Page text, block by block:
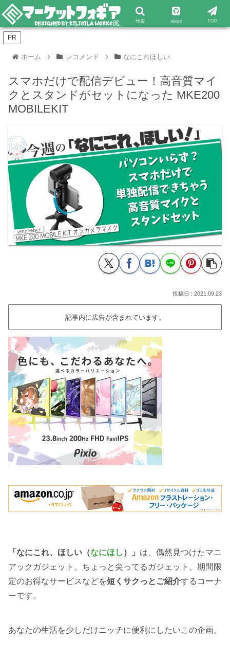
PR
ホーム レコメンド なにこれほしい
スマホだけで配信デビュー！高音質マイ
クとスタンドがセットになった MKE200
MOBILEKIT
2021.09.23
記事内に広告が含まれています。
「なにこれ、ほしい（なにほし ）」 は、偶然見つけたマニ
アックガジェット、ちょっと尖ってるガジェット、期間限
定のお得なサービスなどを短くサクっとご紹介するコーナ
ーです。
あなたの生活を少しだけニッチに便利にしたいこの企画。
検索 about TOP